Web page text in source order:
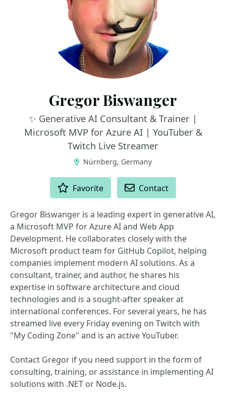
Gregor Biswanger
✨ Generative AI Consultant & Trainer |
Microsoft MVP for Azure AI | YouTuber &
Twitch Live Streamer
Nürnberg, Germany
Favorite Contact
Gregor Biswanger is a leading expert in generative AI,
a Microsoft MVP for Azure AI and Web App
Development. He collaborates closely with the
Microsoft product team for GitHub Copilot, helping
companies implement modern AI solutions. As a
consultant, trainer, and author, he shares his
expertise in software architecture and cloud
technologies and is a sought-after speaker at
international conferences. For several years, he has
streamed live every Friday evening on Twitch with
"My Coding Zone" and is an active YouTuber.
Contact Gregor if you need support in the form of
consulting, training, or assistance in implementing AI
solutions with .NET or Node.js.